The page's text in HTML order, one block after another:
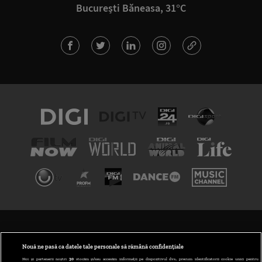
București Băneasa, 31°C
Nouă ne pasă ca datele tale personale să rămână confidențiale
Noi și partenerii noștri 30stocăm și/sau accesăm informații pe dispozitivul dvs., precum identificatorii cookie unici pentru